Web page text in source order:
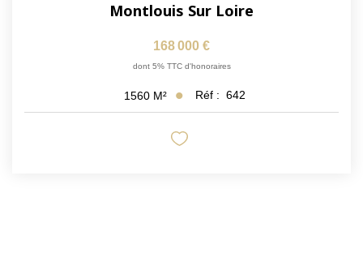
Montlouis Sur Loire
168 000 €
dont 5% TTC d'honoraires
1560 M² Réf : 642